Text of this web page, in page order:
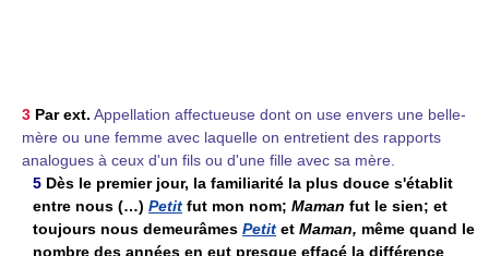
3 Par ext. Appellation affectueuse dont on use envers une belle-
mère ou une femme avec laquelle on entretient des rapports
analogues à ceux d'un fils ou d'une fille avec sa mère.
5 Dès le premier jour, la familiarité la plus douce s'établit
entre nous (…) Petit fut mon nom; Maman fut le sien; et
toujours nous demeurâmes Petit et Maman, même quand le
nombre des années en eut presque effacé la différence